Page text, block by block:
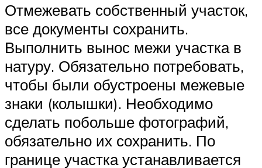
Отмежевать собственный участок,
все документы сохранить.
Выполнить вынос межи участка в
натуру. Обязательно потребовать,
чтобы были обустроены межевые
знаки (колышки). Необходимо
сделать побольше фотографий,
обязательно их сохранить. По
границе участка устанавливается